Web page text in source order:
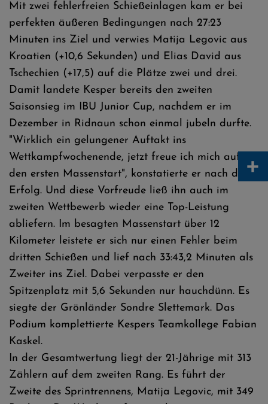
Mit zwei fehlerfreien Schießeinlagen kam er bei
perfekten äußeren Bedingungen nach 27:23
Minuten ins Ziel und verwies Matija Legovic aus
Kroatien (+10,6 Sekunden) und Elias David aus
Tschechien (+17,5) auf die Plätze zwei und drei.
Damit landete Kesper bereits den zweiten
Saisonsieg im IBU Junior Cup, nachdem er im
Dezember in Ridnaun schon einmal jubeln durfte.
"Wirklich ein gelungener Auftakt ins
Wettkampfwochenende, jetzt freue ich mich auf
den ersten Massenstart", konstatierte er nach dem
Erfolg. Und diese Vorfreude ließ ihn auch im
zweiten Wettbewerb wieder eine Top-Leistung
abliefern. Im besagten Massenstart über 12
Kilometer leistete er sich nur einen Fehler beim
dritten Schießen und lief nach 33:43,2 Minuten als
Zweiter ins Ziel. Dabei verpasste er den
Spitzenplatz mit 5,6 Sekunden nur hauchdünn. Es
siegte der Grönländer Sondre Slettemark. Das
Podium komplettierte Kespers Teamkollege Fabian
Kaskel.
In der Gesamtwertung liegt der 21-Jährige mit 313
Zählern auf dem zweiten Rang. Es führt der
Zweite des Sprintrennens, Matija Legovic, mit 349
+